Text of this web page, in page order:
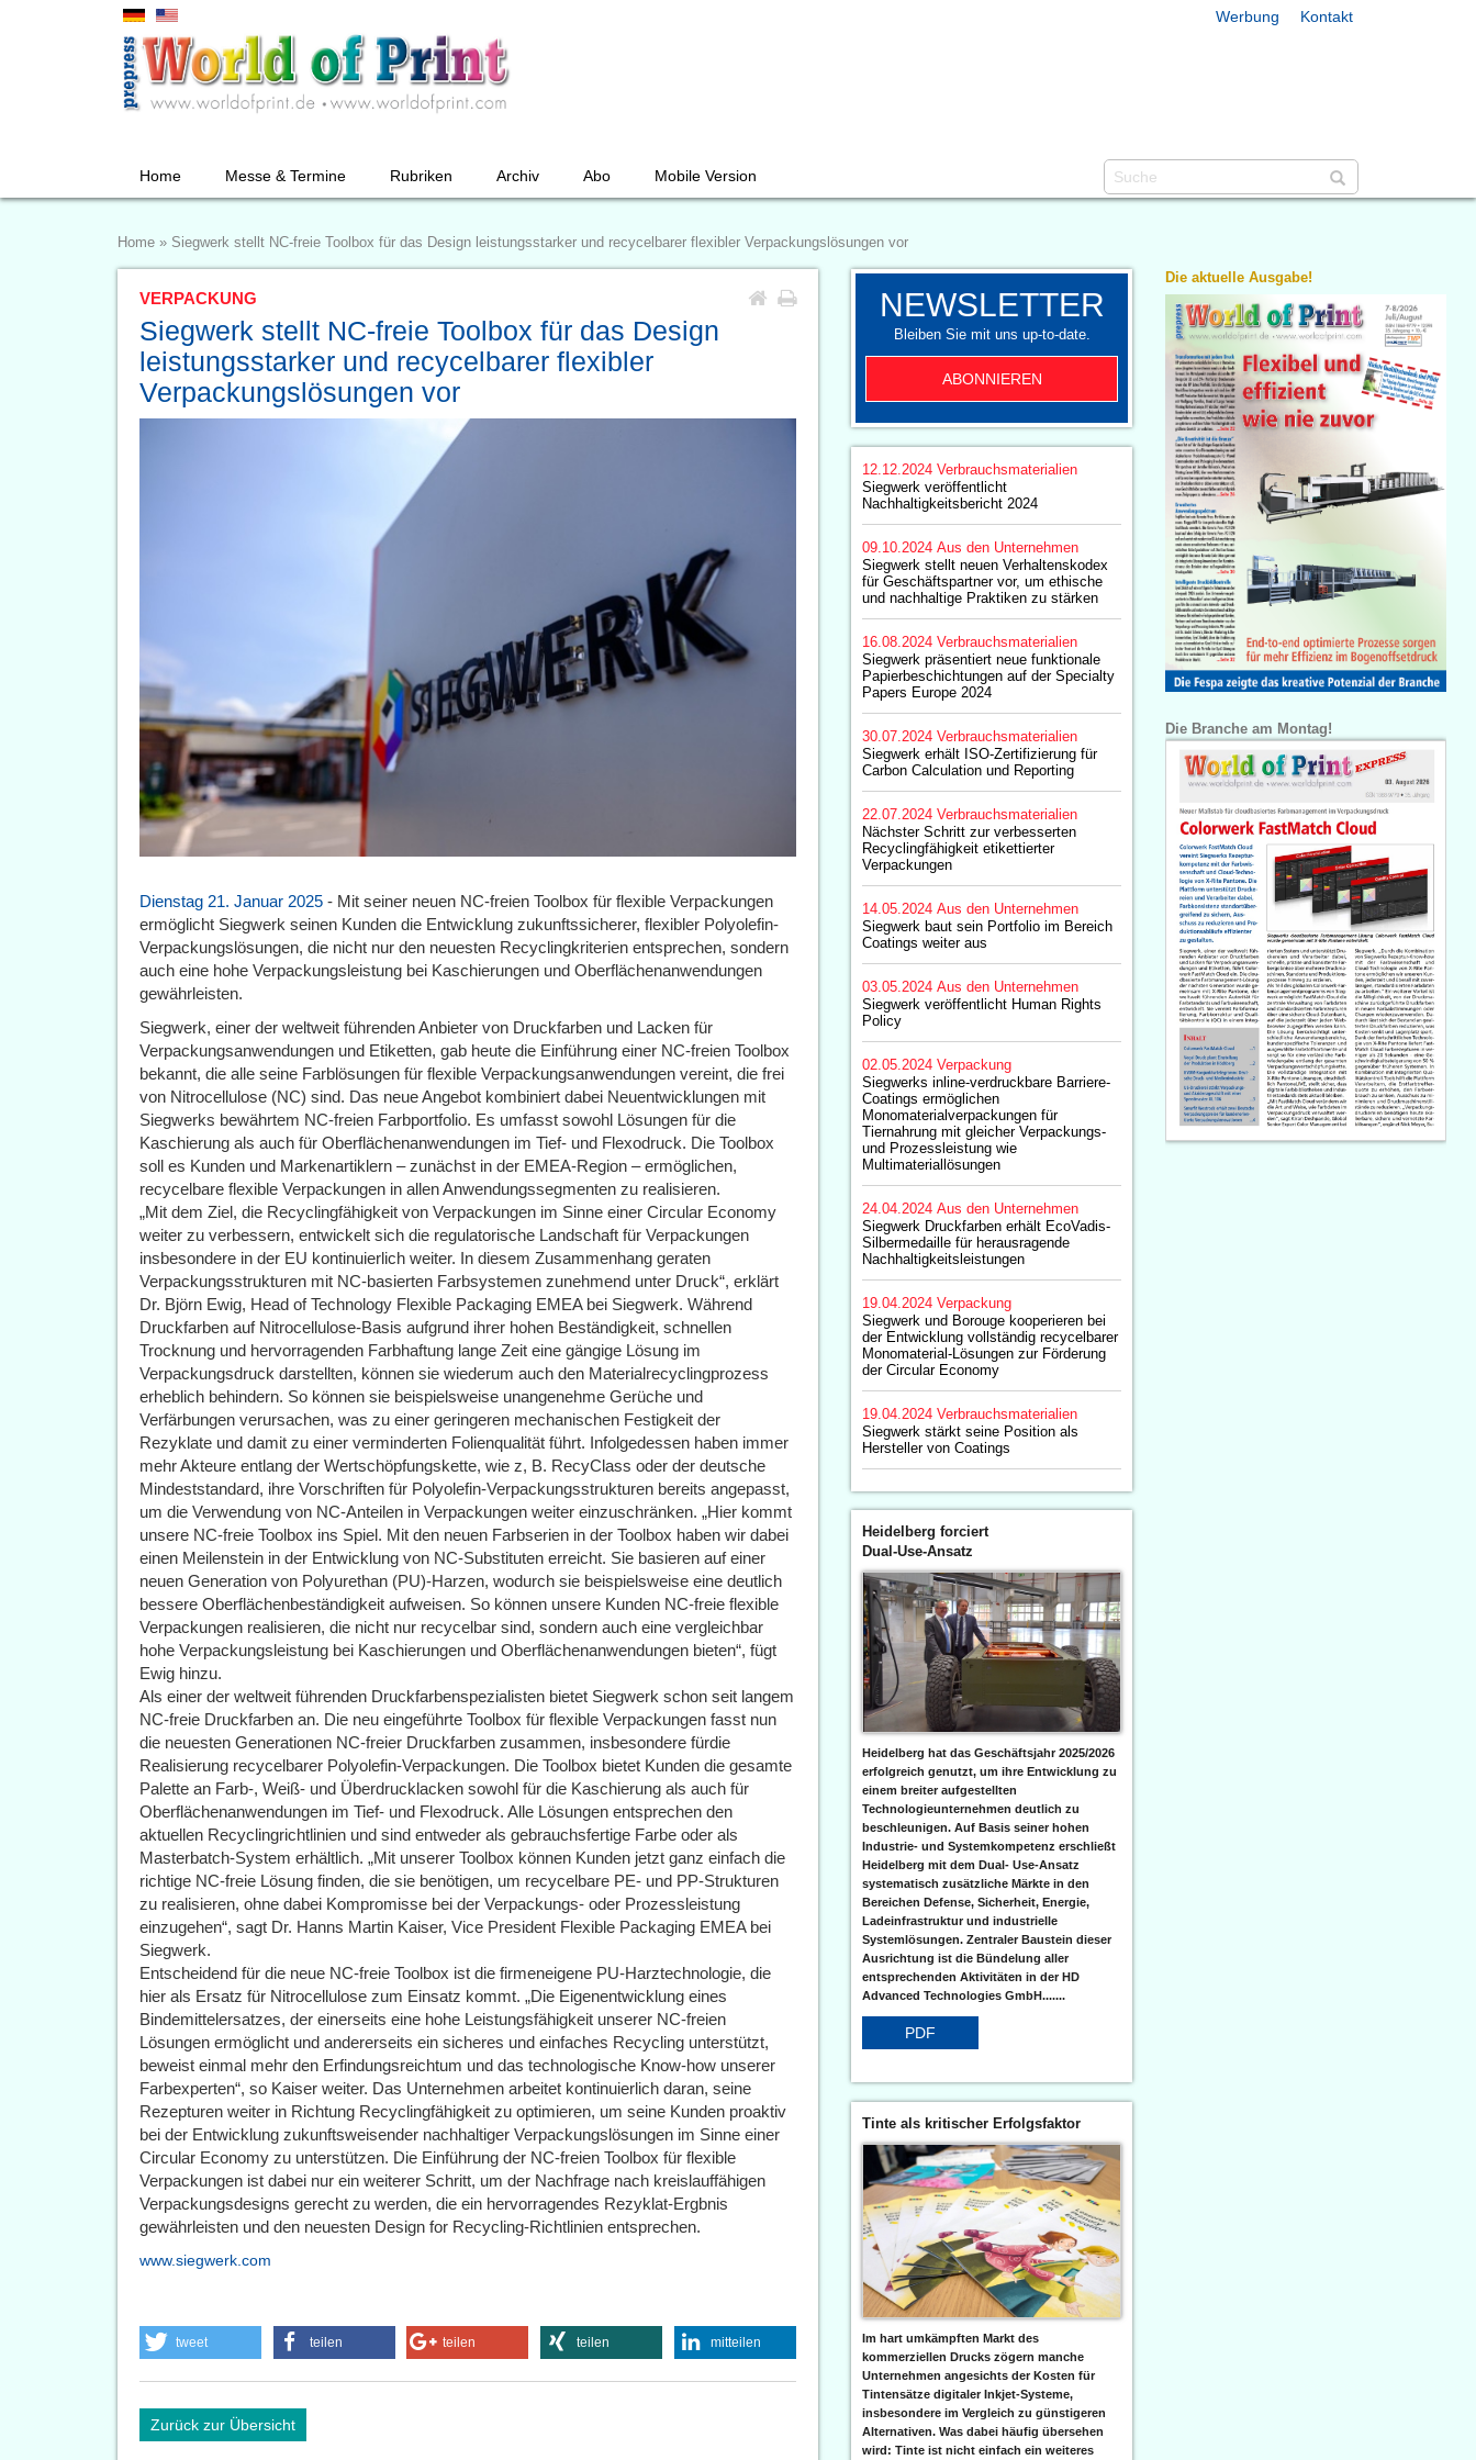
Werbung Kontakt
Home Messe & Termine Rubriken Archiv Abo Mobile Version
Home » Siegwerk stellt NC-freie Toolbox für das Design leistungsstarker und recycelbarer flexibler Verpackungslösungen vor
VERPACKUNG
Siegwerk stellt NC-freie Toolbox für das Design
leistungsstarker und recycelbarer flexibler
Verpackungslösungen vor
Dienstag 21. Januar 2025 - Mit seiner neuen NC-freien Toolbox für flexible Verpackungen
ermöglicht Siegwerk seinen Kunden die Entwicklung zukunftssicherer, flexibler Polyolefin-
Verpackungslösungen, die nicht nur den neuesten Recyclingkriterien entsprechen, sondern
auch eine hohe Verpackungsleistung bei Kaschierungen und Oberflächenanwendungen
gewährleisten.
Siegwerk, einer der weltweit führenden Anbieter von Druckfarben und Lacken für
Verpackungsanwendungen und Etiketten, gab heute die Einführung einer NC-freien Toolbox
bekannt, die alle seine Farblösungen für flexible Verpackungsanwendungen vereint, die frei
von Nitrocellulose (NC) sind. Das neue Angebot kombiniert dabei Neuentwicklungen mit
Siegwerks bewährtem NC-freien Farbportfolio. Es umfasst sowohl Lösungen für die
Kaschierung als auch für Oberflächenanwendungen im Tief- und Flexodruck. Die Toolbox
soll es Kunden und Markenartiklern – zunächst in der EMEA-Region – ermöglichen,
recycelbare flexible Verpackungen in allen Anwendungssegmenten zu realisieren.
„Mit dem Ziel, die Recyclingfähigkeit von Verpackungen im Sinne einer Circular Economy
weiter zu verbessern, entwickelt sich die regulatorische Landschaft für Verpackungen
insbesondere in der EU kontinuierlich weiter. In diesem Zusammenhang geraten
Verpackungsstrukturen mit NC-basierten Farbsystemen zunehmend unter Druck“, erklärt
Dr. Björn Ewig, Head of Technology Flexible Packaging EMEA bei Siegwerk. Während
Druckfarben auf Nitrocellulose-Basis aufgrund ihrer hohen Beständigkeit, schnellen
Trocknung und hervorragenden Farbhaftung lange Zeit eine gängige Lösung im
Verpackungsdruck darstellten, können sie wiederum auch den Materialrecyclingprozess
erheblich behindern. So können sie beispielsweise unangenehme Gerüche und
Verfärbungen verursachen, was zu einer geringeren mechanischen Festigkeit der
Rezyklate und damit zu einer verminderten Folienqualität führt. Infolgedessen haben immer
mehr Akteure entlang der Wertschöpfungskette, wie z, B. RecyClass oder der deutsche
Mindeststandard, ihre Vorschriften für Polyolefin-Verpackungsstrukturen bereits angepasst,
um die Verwendung von NC-Anteilen in Verpackungen weiter einzuschränken. „Hier kommt
unsere NC-freie Toolbox ins Spiel. Mit den neuen Farbserien in der Toolbox haben wir dabei
einen Meilenstein in der Entwicklung von NC-Substituten erreicht. Sie basieren auf einer
neuen Generation von Polyurethan (PU)-Harzen, wodurch sie beispielsweise eine deutlich
bessere Oberflächenbeständigkeit aufweisen. So können unsere Kunden NC-freie flexible
Verpackungen realisieren, die nicht nur recycelbar sind, sondern auch eine vergleichbar
hohe Verpackungsleistung bei Kaschierungen und Oberflächenanwendungen bieten“, fügt
Ewig hinzu.
Als einer der weltweit führenden Druckfarbenspezialisten bietet Siegwerk schon seit langem
NC-freie Druckfarben an. Die neu eingeführte Toolbox für flexible Verpackungen fasst nun
die neuesten Generationen NC-freier Druckfarben zusammen, insbesondere fürdie
Realisierung recycelbarer Polyolefin-Verpackungen. Die Toolbox bietet Kunden die gesamte
Palette an Farb-, Weiß- und Überdrucklacken sowohl für die Kaschierung als auch für
Oberflächenanwendungen im Tief- und Flexodruck. Alle Lösungen entsprechen den
aktuellen Recyclingrichtlinien und sind entweder als gebrauchsfertige Farbe oder als
Masterbatch-System erhältlich. „Mit unserer Toolbox können Kunden jetzt ganz einfach die
richtige NC-freie Lösung finden, die sie benötigen, um recycelbare PE- und PP-Strukturen
zu realisieren, ohne dabei Kompromisse bei der Verpackungs- oder Prozessleistung
einzugehen“, sagt Dr. Hanns Martin Kaiser, Vice President Flexible Packaging EMEA bei
Siegwerk.
Entscheidend für die neue NC-freie Toolbox ist die firmeneigene PU-Harztechnologie, die
hier als Ersatz für Nitrocellulose zum Einsatz kommt. „Die Eigenentwicklung eines
Bindemittelersatzes, der einerseits eine hohe Leistungsfähigkeit unserer NC-freien
Lösungen ermöglicht und andererseits ein sicheres und einfaches Recycling unterstützt,
beweist einmal mehr den Erfindungsreichtum und das technologische Know-how unserer
Farbexperten“, so Kaiser weiter. Das Unternehmen arbeitet kontinuierlich daran, seine
Rezepturen weiter in Richtung Recyclingfähigkeit zu optimieren, um seine Kunden proaktiv
bei der Entwicklung zukunftsweisender nachhaltiger Verpackungslösungen im Sinne einer
Circular Economy zu unterstützen. Die Einführung der NC-freien Toolbox für flexible
Verpackungen ist dabei nur ein weiterer Schritt, um der Nachfrage nach kreislauffähigen
Verpackungsdesigns gerecht zu werden, die ein hervorragendes Rezyklat-Ergbnis
gewährleisten und den neuesten Design for Recycling-Richtlinien entsprechen.
www.siegwerk.com
tweet teilen teilen teilen mitteilen
Zurück zur Übersicht
NEWSLETTER
Bleiben Sie mit uns up-to-date.
ABONNIEREN
12.12.2024 Verbrauchsmaterialien
Siegwerk veröffentlicht
Nachhaltigkeitsbericht 2024
09.10.2024 Aus den Unternehmen
Siegwerk stellt neuen Verhaltenskodex
für Geschäftspartner vor, um ethische
und nachhaltige Praktiken zu stärken
16.08.2024 Verbrauchsmaterialien
Siegwerk präsentiert neue funktionale
Papierbeschichtungen auf der Specialty
Papers Europe 2024
30.07.2024 Verbrauchsmaterialien
Siegwerk erhält ISO-Zertifizierung für
Carbon Calculation und Reporting
22.07.2024 Verbrauchsmaterialien
Nächster Schritt zur verbesserten
Recyclingfähigkeit etikettierter
Verpackungen
14.05.2024 Aus den Unternehmen
Siegwerk baut sein Portfolio im Bereich
Coatings weiter aus
03.05.2024 Aus den Unternehmen
Siegwerk veröffentlicht Human Rights
Policy
02.05.2024 Verpackung
Siegwerks inline-verdruckbare Barriere-
Coatings ermöglichen
Monomaterialverpackungen für
Tiernahrung mit gleicher Verpackungs-
und Prozessleistung wie
Multimateriallösungen
24.04.2024 Aus den Unternehmen
Siegwerk Druckfarben erhält EcoVadis-
Silbermedaille für herausragende
Nachhaltigkeitsleistungen
19.04.2024 Verpackung
Siegwerk und Borouge kooperieren bei
der Entwicklung vollständig recycelbarer
Monomaterial-Lösungen zur Förderung
der Circular Economy
19.04.2024 Verbrauchsmaterialien
Siegwerk stärkt seine Position als
Hersteller von Coatings
Heidelberg forciert
Dual-Use-Ansatz
Heidelberg hat das Geschäftsjahr 2025/2026
erfolgreich genutzt, um ihre Entwicklung zu
einem breiter aufgestellten
Technologieunternehmen deutlich zu
beschleunigen. Auf Basis seiner hohen
Industrie- und Systemkompetenz erschließt
Heidelberg mit dem Dual- Use-Ansatz
systematisch zusätzliche Märkte in den
Bereichen Defense, Sicherheit, Energie,
Ladeinfrastruktur und industrielle
Systemlösungen. Zentraler Baustein dieser
Ausrichtung ist die Bündelung aller
entsprechenden Aktivitäten in der HD
Advanced Technologies GmbH.......
PDF
Tinte als kritischer Erfolgsfaktor
Im hart umkämpften Markt des
kommerziellen Drucks zögern manche
Unternehmen angesichts der Kosten für
Tintensätze digitaler Inkjet-Systeme,
insbesondere im Vergleich zu günstigeren
Alternativen. Was dabei häufig übersehen
wird: Tinte ist nicht einfach ein weiteres
Die aktuelle Ausgabe!
Die Branche am Montag!